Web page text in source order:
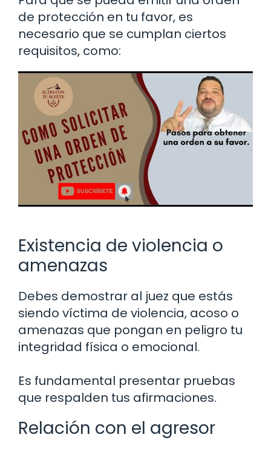
de protección en tu favor, es
necesario que se cumplan ciertos
requisitos, como:
Existencia de violencia o
amenazas
Debes demostrar al juez que estás
siendo víctima de violencia, acoso o
amenazas que pongan en peligro tu
integridad física o emocional.
Es fundamental presentar pruebas
que respalden tus afirmaciones.
Relación con el agresor